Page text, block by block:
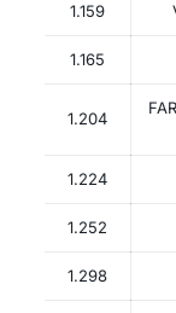
1.159
1.165
1.204
1.224
1.252
1.298